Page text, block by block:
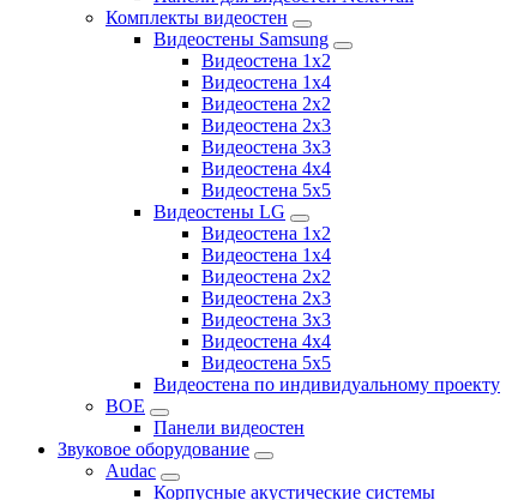
Комплекты видеостен
Видеостены Samsung
Видеостена 1x2
Видеостена 1x4
Видеостена 2x2
Видеостена 2х3
Видеостена 3x3
Видеостена 4x4
Видеостена 5x5
Видеостены LG
Видеостена 1x2
Видеостена 1x4
Видеостена 2x2
Видеостена 2x3
Видеостена 3x3
Видеостена 4x4
Видеостена 5x5
Видеостена по индивидуальному проекту
BOE
Панели видеостен
Звуковое оборудование
Audac
Корпусные акустические системы